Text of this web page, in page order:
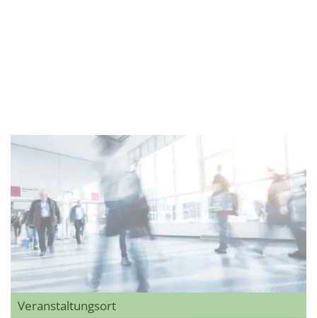
Veranstaltungsort